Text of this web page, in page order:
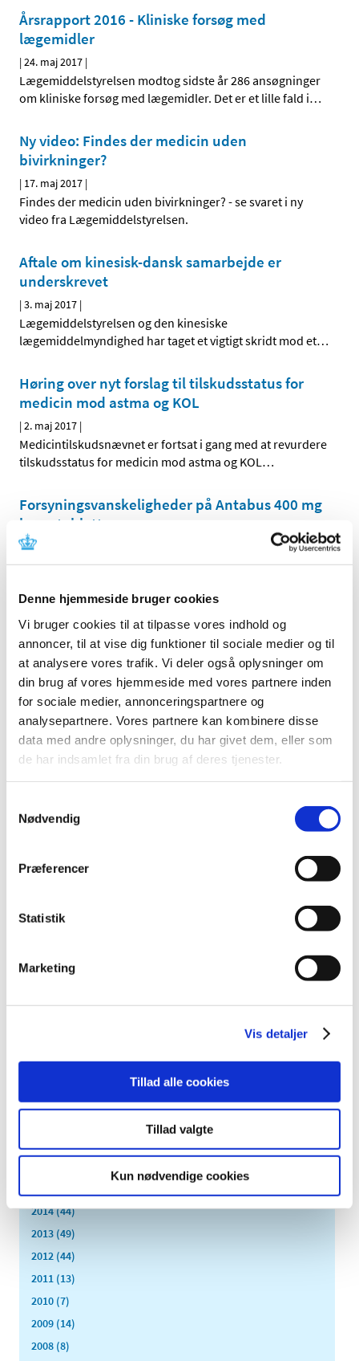
Denne hjemmeside bruger cookies
Vi bruger cookies til at tilpasse vores indhold og
annoncer, til at vise dig funktioner til sociale medier og til
at analysere vores trafik. Vi deler også oplysninger om
din brug af vores hjemmeside med vores partnere inden
for sociale medier, annonceringspartnere og
analysepartnere. Vores partnere kan kombinere disse
data med andre oplysninger, du har givet dem, eller som
de har indsamlet fra din brug af deres tjenester.
Nødvendig
Præferencer
Statistik
Marketing
Vis detaljer
Tillad alle cookies
Tillad valgte
Kun nødvendige cookies
Årsrapport 2016 - Kliniske forsøg med
lægemidler
|24. maj 2017 |
Lægemiddelstyrelsen modtog sidste år 286 ansøgninger
om kliniske forsøg med lægemidler. Det er et lille fald i…
Ny video: Findes der medicin uden
bivirkninger?
| 17. maj 2017 |
Findes der medicin uden bivirkninger? - se svaret i ny
video fra Lægemiddelstyrelsen.
Aftale om kinesisk-dansk samarbejde er
underskrevet
|3. maj 2017 |
Lægemiddelstyrelsen og den kinesiske
lægemiddelmyndighed har taget et vigtigt skridt mod et…
Høring over nyt forslag til tilskudsstatus for
medicin mod astma og KOL
|2. maj 2017 |
Medicintilskudsnævnet er fortsat i gang med at revurdere
tilskudsstatus for medicin mod astma og KOL…
Forsyningsvanskeligheder på Antabus 400 mg
brusetabletter
|2. maj 2017
Virksomheden Actavis A/S har meddelt
Alle (2506)
TID
2026 (84)
2025 (158)
2024 (224)
2023 (195)
2022 (197)
2020 (263)
2018 (150)
december (19)
september (16)
maj (9)
marts (16)
2014 (44)
2013 (49)
2012 (44)
2011 (13)
2010 (7)
2009 (14)
2008 (8)